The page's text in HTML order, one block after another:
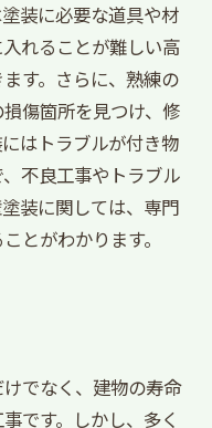
装に必要な道具や材
れることが難しい高
す。さらに、熟練の
傷箇所を見つけ、修
はトラブルが付き物
不良工事やトラブル
装に関しては、専門
とがわかります。
でなく、建物の寿命
です。しかし、多く